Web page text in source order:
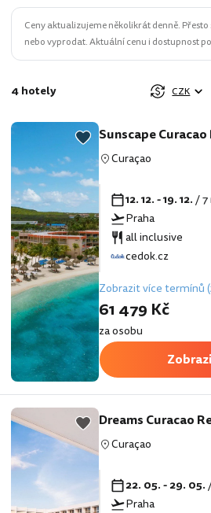
Ceny aktualizujeme několikrát denně.
nebo vyprodat. Aktuální cenu i dostupnost
4 hotely CZK
Sunscape
Curaçao
12. 12. - 19. 12./ 7
Praha
all inclusive
cedok.cz
Zobrazit více termínů
61 479 Kč
za osobu
Dreams Curacao
Curaçao
22. 05. - 29. 05.
Praha